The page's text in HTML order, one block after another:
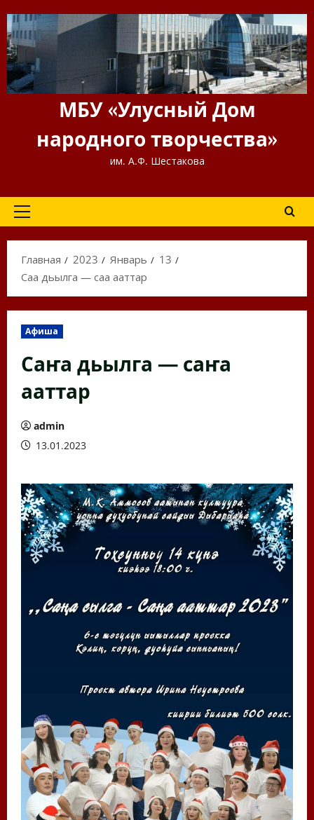
содержимому
МБУ «Улусный Дом
народного творчества»
им. А.Ф. Шестакова
Основное
Главная
2023 Январь
13
Саҥа дьылга — саҥа ааттар
Афиша
Саҥа дьылга — саҥа
ааттар
admin
13.01.2023